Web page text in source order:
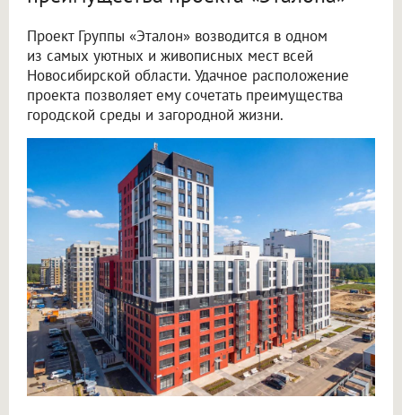
Проект Группы «Эталон» возводится в одном
из самых уютных и живописных мест всей
Новосибирской области. Удачное расположение
проекта позволяет ему сочетать преимущества
городской среды и загородной жизни.